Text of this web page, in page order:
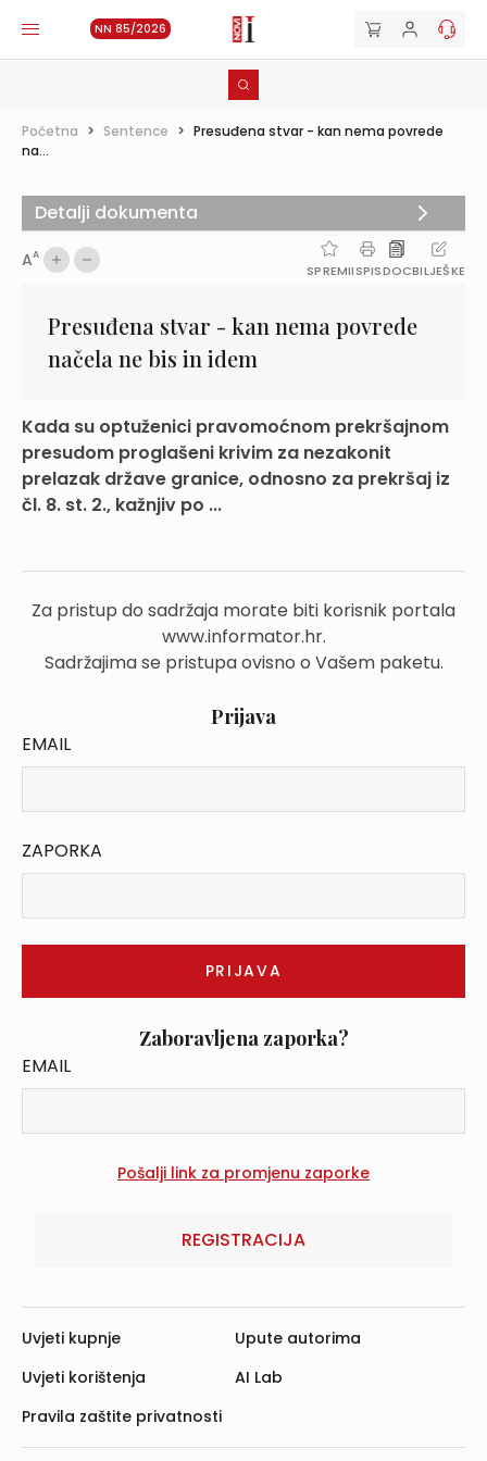
NN 85/2026
Početna > Sentence > Presuđena stvar - kan nema povrede
na...
AA
SPREMIISPISDOCBILJEŠKE
Presuđena stvar - kan nema povrede
načela ne bis in idem
Kada su optuženici pravomoćnom prekršajnom
presudom proglašeni krivim za nezakonit
prelazak države granice, odnosno za prekršaj iz
čl. 8. st. 2., kažnjiv po ...
Za pristup do sadržaja morate biti korisnik portala
www.informator.hr.
Sadržajima se pristupa ovisno o Vašem paketu.
Prijava
EMAIL
ZAPORKA
Zaboravljena zaporka?
EMAIL
REGISTRACIJA
Detalji dokumenta
Uvjeti kupnje
Uvjeti korištenja
Pravila zaštite privatnosti
Upute autorima
AI Lab